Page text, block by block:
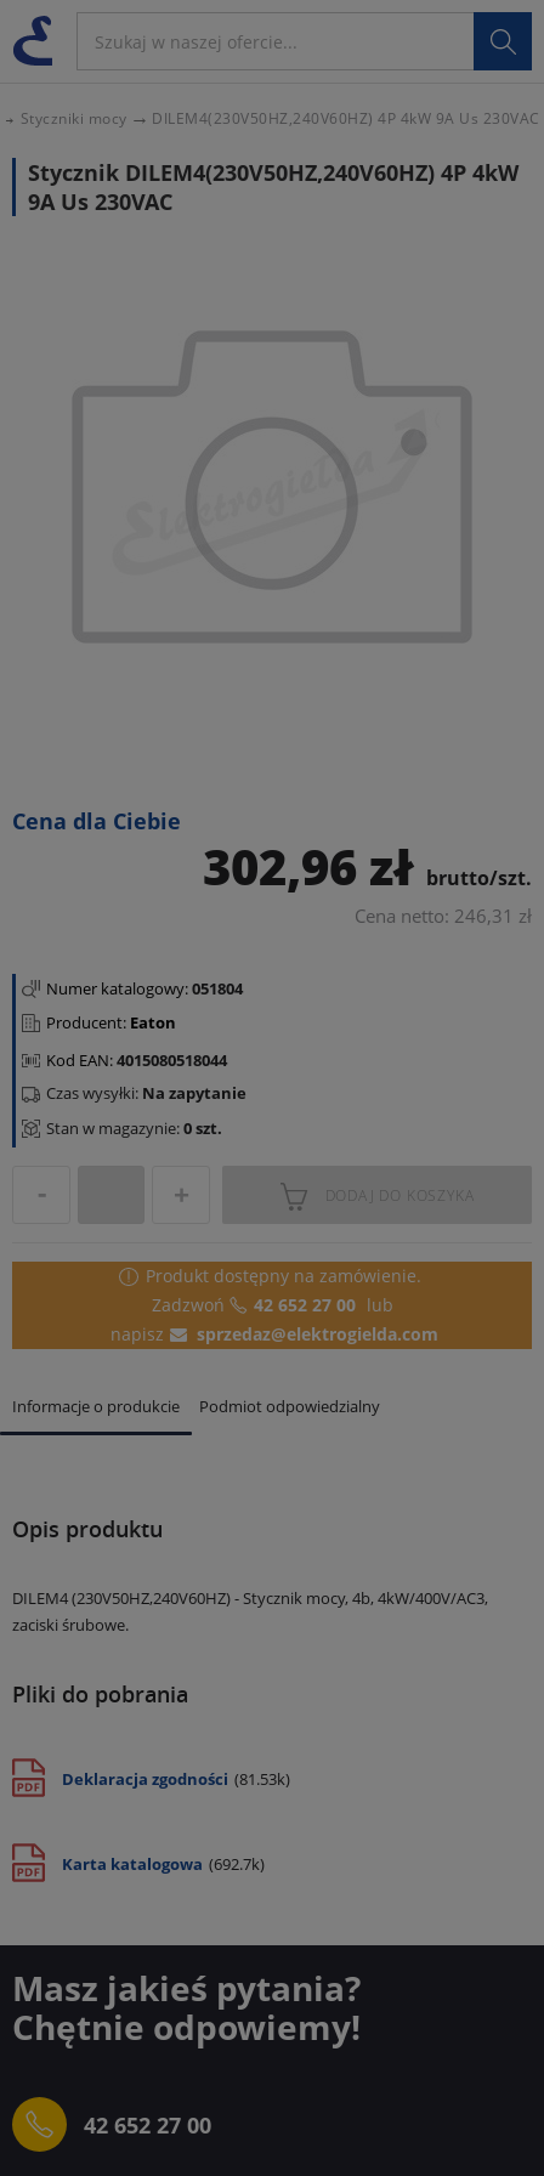

Styczniki mocy DILEM4(230V50HZ,240V60HZ) 4P 4kW 9A Us 230VAC
Stycznik DILEM4(230V50HZ,240V60HZ) 4P 4kW
9A Us 230VAC
Cena dla Ciebie
302,96 zł brutto/szt.
Cena netto: 246,31 zł
Numer katalogowy:051804
Producent: Eaton
Kod EAN:4015080518044
Stan w magazynie:0 szt.
Czas wysyłki: Na zapytanie
DODAJ DO KOSZYKA
Produkt dostępny na zamówienie.
Zadzwoń
42 652 27 00 lub
napisz
sprzedaz@elektrogielda.com
Informacje o produkcie Podmiot odpowiedzialny
Opis produktu
DILEM4 (230V50HZ,240V60HZ) - Stycznik mocy, 4b, 4kW/400V/AC3,
zaciski śrubowe.
Pliki do pobrania
Deklaracja zgodności (81.53k)
Karta katalogowa (692.7k)
Masz jakieś pytania?
Chętnie odpowiemy!
42 652 27 00